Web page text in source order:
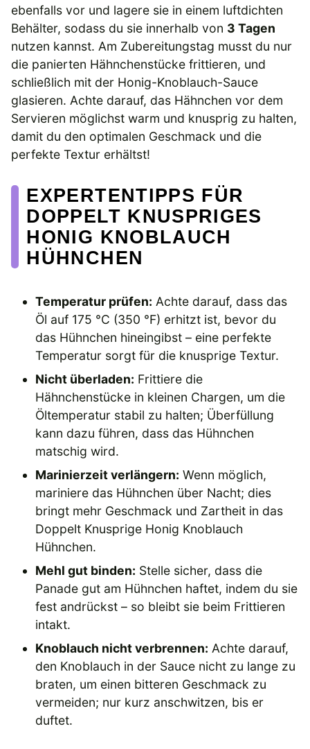
ebenfalls vor und lagere sie in einem luftdichten
Behälter, sodass du sie innerhalb von 3 Tagen
nutzen kannst. Am Zubereitungstag musst du nur
die panierten Hähnchenstücke frittieren, und
schließlich mit der Honig-Knoblauch-Sauce
glasieren. Achte darauf, das Hähnchen vor dem
Servieren möglichst warm und knusprig zu halten,
damit du den optimalen Geschmack und die
perfekte Textur erhältst!
EXPERTENTIPPS FÜR
DOPPELT KNUSPRIGES
HONIG KNOBLAUCH
HÜHNCHEN
Temperatur prüfen: Achte darauf, dass das
Öl auf 175 °C (350 °F) erhitzt ist, bevor du
das Hühnchen hineingibst – eine perfekte
Temperatur sorgt für die knusprige Textur.
Nicht überladen: Frittiere die
Hähnchenstücke in kleinen Chargen, um die
Öltemperatur stabil zu halten; Überfüllung
kann dazu führen, dass das Hühnchen
matschig wird.
Marinierzeit verlängern: Wenn möglich,
mariniere das Hühnchen über Nacht; dies
bringt mehr Geschmack und Zartheit in das
Doppelt Knusprige Honig Knoblauch
Hühnchen.
Mehl gut binden: Stelle sicher, dass die
Panade gut am Hühnchen haftet, indem du sie
fest andrückst – so bleibt sie beim Frittieren
intakt.
Knoblauch nicht verbrennen: Achte darauf,
den Knoblauch in der Sauce nicht zu lange zu
braten, um einen bitteren Geschmack zu
vermeiden; nur kurz anschwitzen, bis er
duftet.